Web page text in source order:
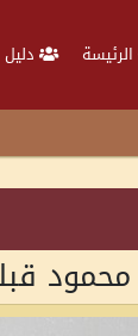
الرئيسة دليل
من الزيب